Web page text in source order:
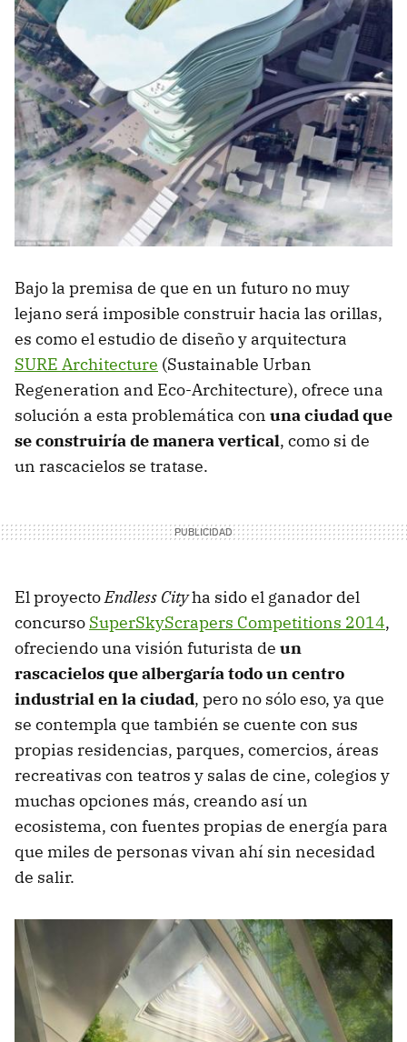
Bajo la premisa de que en un futuro no muy
lejano será imposible construir hacia las orillas,
es como el estudio de diseño y arquitectura
SURE Architecture (Sustainable Urban
Regeneration and Eco-Architecture), ofrece una
solución a esta problemática con una ciudad que
se construiría de manera vertical, como si de
un rascacielos se tratase.
El proyectoEndless Cityha sido el ganador del
concurso SuperSkyScrapers Competitions 2014,
ofreciendo una visión futurista de un
rascacielos que albergaría todo un centro
industrial en la ciudad, pero no sólo eso, ya que
se contempla que también se cuente con sus
propias residencias, parques, comercios, áreas
recreativas con teatros y salas de cine, colegios y
muchas opciones más, creando así un
ecosistema, con fuentes propias de energía para
que miles de personas vivan ahí sin necesidad
de salir.